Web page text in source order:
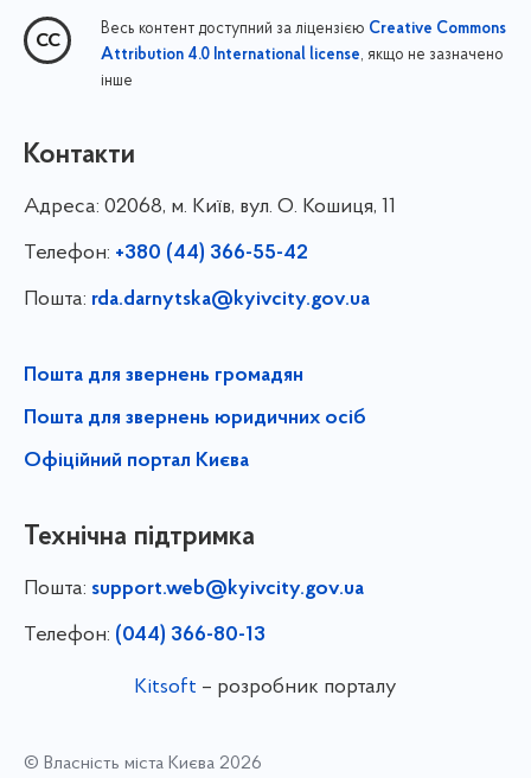
Весь контент доступний за ліцензією Creative Commons
Attribution 4.0 International license, якщо не зазначено
інше
Контакти
Адреса: 02068, м. Київ, вул. О. Кошиця, 11
Телефон: +380 (44) 366-55-42
Пошта: rda.darnytska@kyivcity.gov.ua
Пошта для звернень громадян
Пошта для звернень юридичних осіб
Офіційний портал Києва
Технічна підтримка
Пошта: support.web@kyivcity.gov.ua
Телефон: (044) 366-80-13
Kitsoft – розробник порталу
© Власність міста Києва 2026